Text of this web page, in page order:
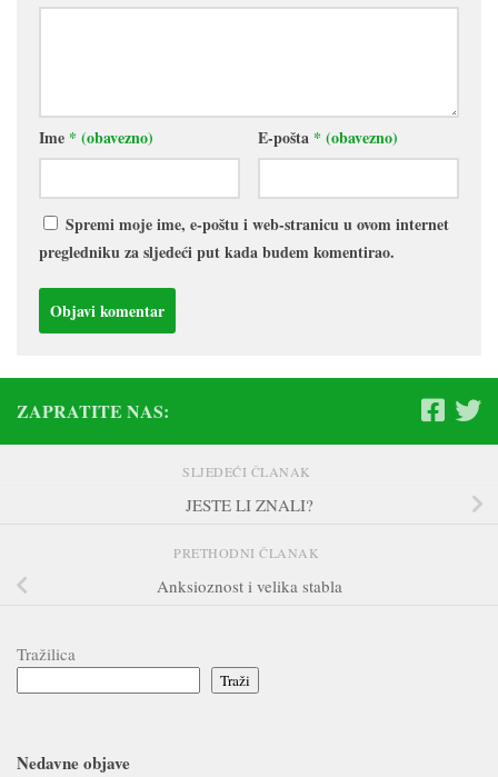
Ime * (obavezno) E-pošta * (obavezno)
Spremi moje ime, e-poštu i web-stranicu u ovom internet
pregledniku za sljedeći put kada budem komentirao.
ZAPRATITE NAS:
SLJEDEĆI ČLANAK
JESTE LI ZNALI?
PRETHODNI ČLANAK
Anksioznost i velika stabla
Tražilica
Traži
Nedavne objave